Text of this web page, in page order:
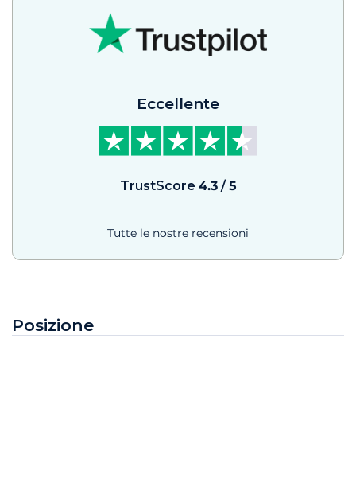
Eccellente
TrustScore 4.3/5
Tutte le nostre recensioni
Posizione